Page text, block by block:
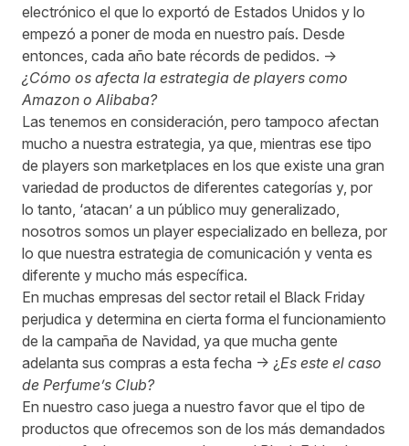
electrónico el que lo exportó de Estados Unidos y lo
empezó a poner de moda en nuestro país. Desde
entonces, cada año bate récords de pedidos. ->
¿Cómo os afecta la estrategia de players como
Amazon o Alibaba?
Las tenemos en consideración, pero tampoco afectan
mucho a nuestra estrategia, ya que, mientras ese tipo
de players son marketplaces en los que existe una gran
variedad de productos de diferentes categorías y, por
lo tanto, ‘atacan’ a un público muy generalizado,
nosotros somos un player especializado en belleza, por
lo que nuestra estrategia de comunicación y venta es
diferente y mucho más específica.
En muchas empresas del sector retail el Black Friday
perjudica y determina en cierta forma el funcionamiento
de la campaña de Navidad, ya que mucha gente
adelanta sus compras a esta fecha -> ¿Es este el caso
de Perfume’s Club?
En nuestro caso juega a nuestro favor que el tipo de
productos que ofrecemos son de los más demandados